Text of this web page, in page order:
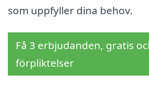
som uppfyller dina behov.
Få 3 erbjudanden, gratis
förpliktelser